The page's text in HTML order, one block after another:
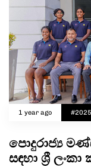
1 year ago
පොදුරාජ්‍ය
සඳහා ශ්‍රී